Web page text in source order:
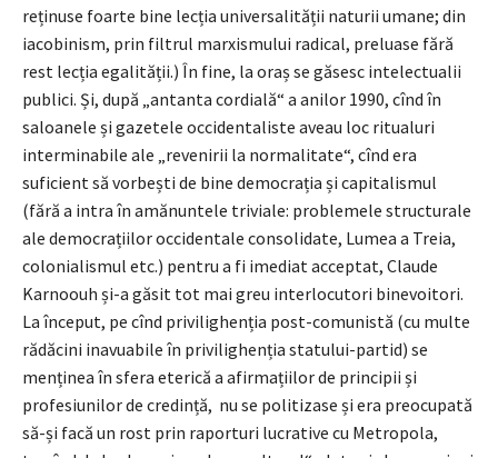
reținuse foarte bine lecția universalității naturii umane; din
iacobinism, prin filtrul marxismului radical, preluase fără
rest lecția egalității.) În fine, la oraș se găsesc intelectualii
publici. Și, după „antanta cordială“ a anilor 1990, cînd în
saloanele și gazetele occidentaliste aveau loc ritualuri
interminabile ale „revenirii la normalitate“, cînd era
suficient să vorbești de bine democrația și capitalismul
(fără a intra în amănuntele triviale: problemele structurale
ale democrațiilor occidentale consolidate, Lumea a Treia,
colonialismul etc.) pentru a fi imediat acceptat, Claude
Karnoouh și-a găsit tot mai greu interlocutori binevoitori.
La început, pe cînd privilighenția post-comunistă (cu multe
rădăcini inavuabile în privilighenția statului-partid) se
menținea în sfera eterică a afirmațiilor de principii și
profesiunilor de credință, nu se politizase și era preocupată
să-și facă un rost prin raporturi lucrative cu Metropola,